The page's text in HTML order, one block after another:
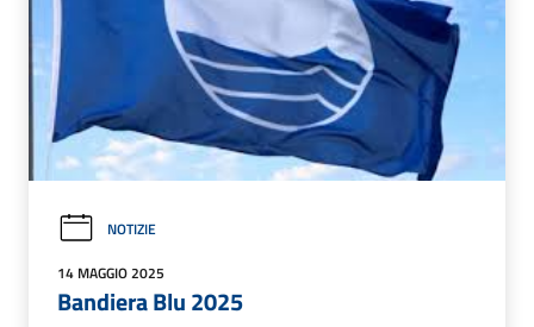
NOTIZIE
14 MAGGIO 2025
Bandiera Blu 2025